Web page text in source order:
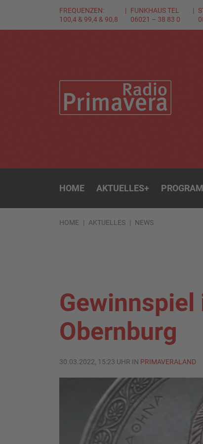
FREQUENZEN:
100,4 & 99,4 & 90,8
FUNKHAUS TEL
06021 – 38 83 0
HOME AKTUELLES+
HOME AKTUELLES NEWS
Obernburg
30.03.2022, 15:23 UHR IN PRIMAVERALAND